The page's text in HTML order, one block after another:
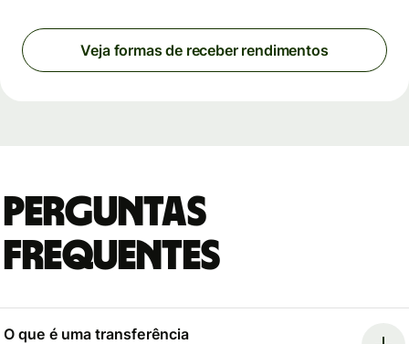
Veja formas de receber rendimentos
Perguntas
Frequentes
O que é uma transferência